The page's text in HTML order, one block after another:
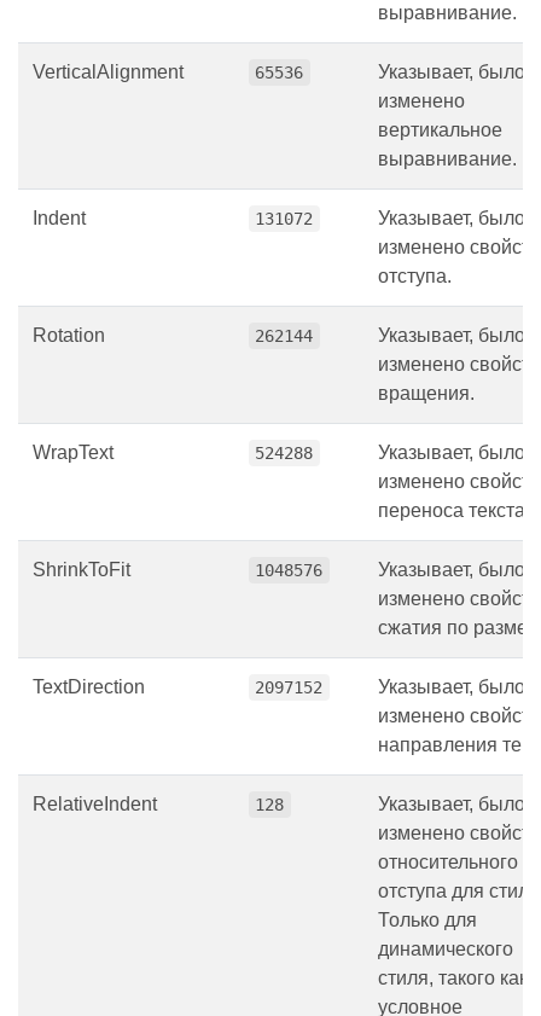
выравнивание.
VerticalAlignment 65536
Указывает, было
изменено
вертикальное
выравнивание.
Indent 131072
Указывает, было
изменено
отступа.
Rotation 262144
Указывает, было
изменено
вращения.
WrapText 524288
Указывает, было
изменено
переноса текста.
ShrinkToFit 1048576
Указывает, было
изменено
сжатия по
TextDirection 2097152
Указывает, было
изменено
направления
RelativeIndent 128
Указывает, было
изменено
относительного
отступа для
Только для
динамического
стиля, такого как
условное